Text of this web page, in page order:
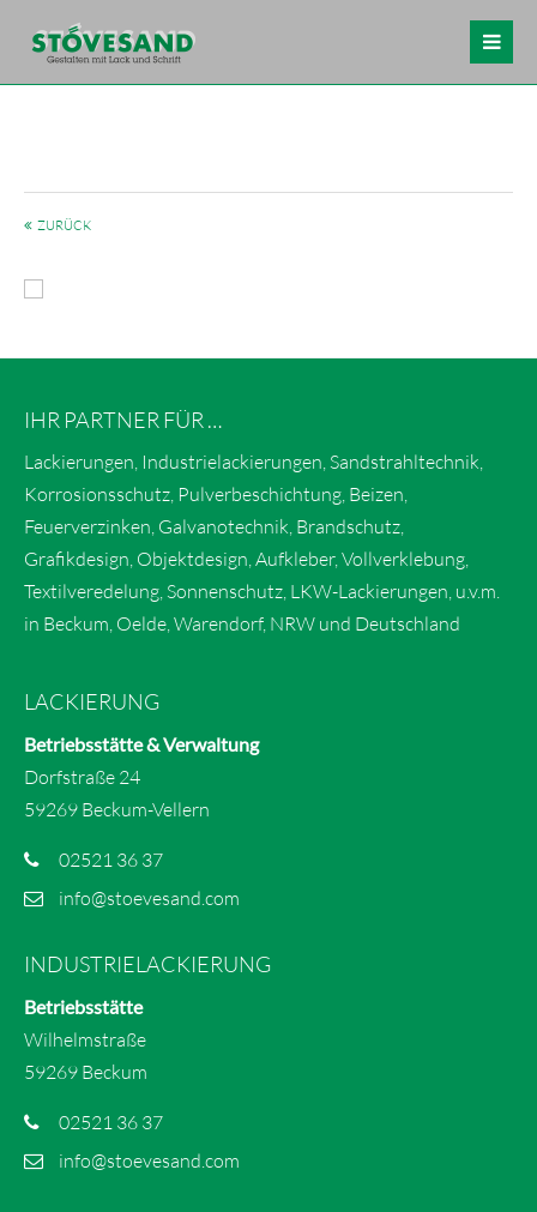
ZURÜCK
IHR PARTNER FÜR …
Lackierungen, Industrielackierungen, Sandstrahltechnik,
Korrosionsschutz, Pulverbeschichtung, Beizen,
Feuerverzinken, Galvanotechnik, Brandschutz,
Grafikdesign, Objektdesign, Aufkleber, Vollverklebung,
Textilveredelung, Sonnenschutz, LKW-Lackierungen, u.v.m.
in Beckum, Oelde, Warendorf, NRW und Deutschland
LACKIERUNG
Betriebsstätte & Verwaltung
Dorfstraße 24
59269 Beckum-Vellern
02521 36 37
info@stoevesand.com
INDUSTRIELACKIERUNG
Betriebsstätte
Wilhelmstraße
59269 Beckum
02521 36 37
info@stoevesand.com